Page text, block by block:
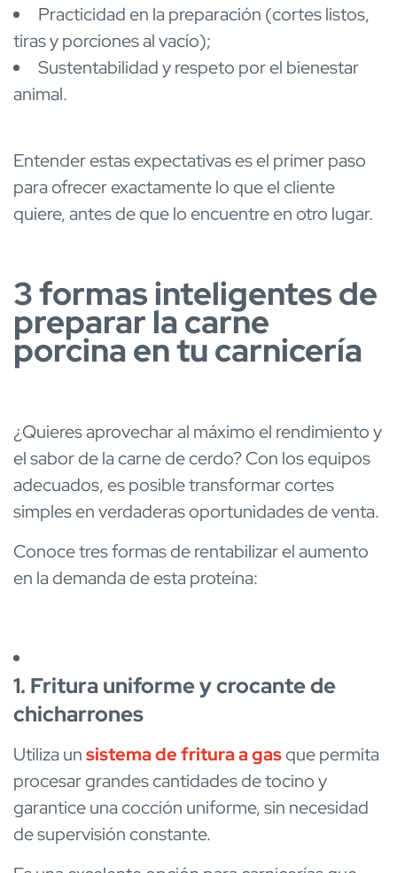
Practicidad en la preparación (cortes listos,
tiras y porciones al vacío);
Sustentabilidad y respeto por el bienestar
animal.
Entender estas expectativas es el primer paso
para ofrecer exactamente lo que el cliente
quiere, antes de que lo encuentre en otro lugar.
3 formas inteligentes de
preparar la carne
porcina en tu carnicería
¿Quieres aprovechar al máximo el rendimiento y
el sabor de la carne de cerdo? Con los equipos
adecuados, es posible transformar cortes
simples en verdaderas oportunidades de venta.
Conoce tres formas de rentabilizar el aumento
en la demanda de esta proteína:
1. Fritura uniforme y crocante de
chicharrones
Utiliza unsistema de fritura a gasque permita
procesar grandes cantidades de tocino y
garantice una cocción uniforme, sin necesidad
de supervisión constante.